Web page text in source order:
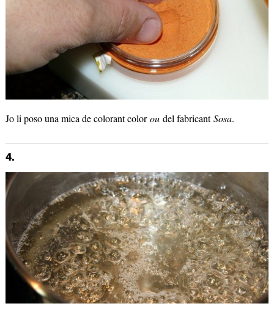
Jo li poso una mica de colorant colorou del fabricantSosa.
4.